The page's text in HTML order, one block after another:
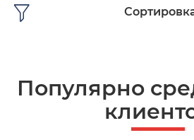
Популярно